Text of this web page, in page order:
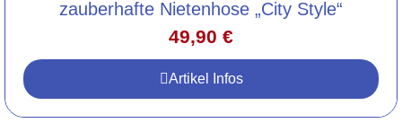
zauberhafte Nietenhose „City Style“
49,90 €
Artikel Infos